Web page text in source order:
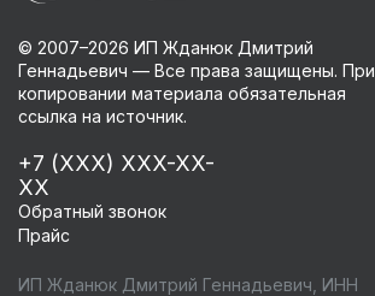
© 2007–2026 ИП Жданюк Дмитрий
Геннадьевич — Все права защищены. При
копировании материала обязательная
ссылка на источник.
+7 (XXX) XXX-XX-
XX
Обратный звонок
Прайс
ИП Жданюк Дмитрий Геннадьевич, ИНН